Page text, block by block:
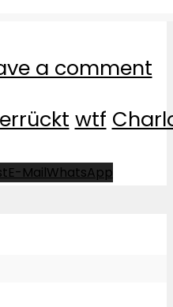
a comment
wtf
E-MailWhatsApp